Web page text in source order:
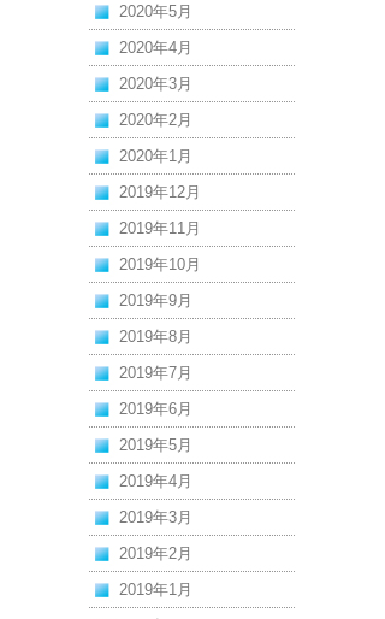
2020年5月
2020年4月
2020年3月
2020年2月
2020年1月
2019年12月
2019年11月
2019年10月
2019年9月
2019年8月
2019年7月
2019年6月
2019年5月
2019年4月
2019年3月
2019年2月
2019年1月